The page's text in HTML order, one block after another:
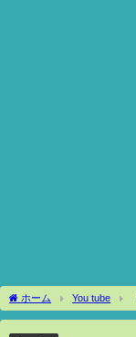
ホーム You tube